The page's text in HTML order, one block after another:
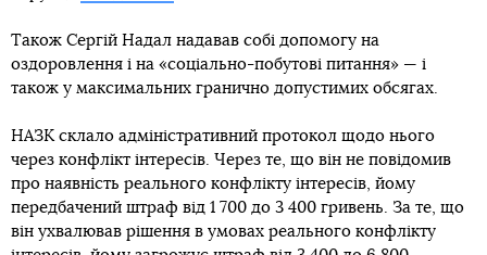
Також Сергій Надал надавав собі допомогу на
оздоровлення і на «соціально-побутові питання» — і
також у максимальних гранично допустимих обсягах.
НАЗК склало адміністративний протокол щодо нього
через конфлікт інтересів. Через те, що він не повідомив
про наявність реального конфлікту інтересів, йому
передбачений штраф від 1 700 до 3 400 гривень. За те, що
він ухвалював рішення в умовах реального конфлікту